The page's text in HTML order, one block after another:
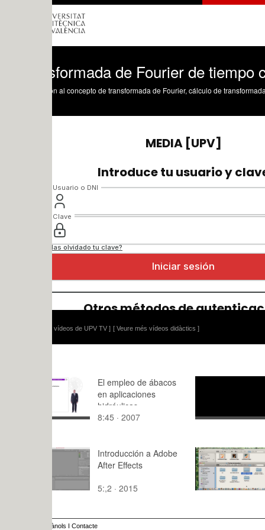
de Fourier de tiempo
vídeos de UPV TV ] [ Veure més vídeos didàctics ]
El empleo de ábacos
en aplicaciones
hidráulicas
8:45 · 2007
(Sonido
1:49 · 2021
Introducción a Adobe
After Effects
5:,2 · 2015
Clase del
120:54 ·